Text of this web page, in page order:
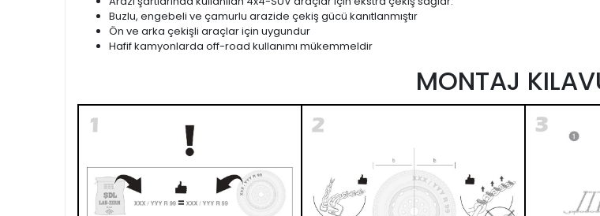
Buzlu, engebeli ve çamurlu arazide çekiş gücü kanıtlanmıştır
Ön ve arka çekişli araçlar için uygundur
Hafif kamyonlarda off-road kullanımı mükemmeldir
MONTAJ